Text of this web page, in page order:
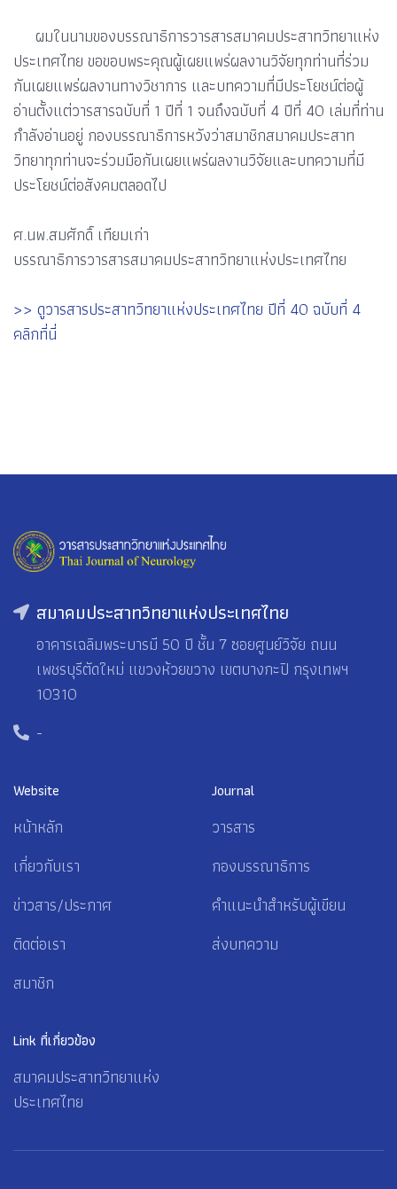
ผมในนามของบรรณาธิการวารสารสมาคมประสาทวิทยาแห่ง
ประเทศไทย ขอขอบพระคุณผู้เผยแพร่ผลงานวิจัยทุกท่านที่ร่วม
กันเผยแพร่ผลงานทางวิชาการ และบทความที่มีประโยชน์ต่อผู้
อ่านตั้งแต่วารสารฉบับที่ 1 ปีที่ 1 จนถึงฉบับที่ 4 ปีที่ 40 เล่มที่ท่าน
กำลังอ่านอยู่ กองบรรณาธิการหวังว่าสมาชิกสมาคมประสาท
วิทยาทุกท่านจะร่วมมือกันเผยแพร่ผลงานวิจัยและบทความที่มี
ประโยชน์ต่อสังคมตลอดไป
ศ.นพ.สมศักดิ์ เทียมเก่า
บรรณาธิการวารสารสมาคมประสาทวิทยาแห่งประเทศไทย
>> ดูวารสารประสาทวิทยาแห่งประเทศไทย ปีที่ 40 ฉบับที่ 4
คลิกที่นี่
สมาคมประสาทวิทยาแห่งประเทศไทย
อาคารเฉลิมพระบารมี 50 ปี ชั้น 7 ซอยศูนย์วิจัย ถนน
เพชรบุรีตัดใหม่ แขวงห้วยขวาง เขตบางกะปิ กรุงเทพฯ
10310
-
Website
หน้าหลัก
เกี่ยวกับเรา
ข่าวสาร/ประกาศ
ติดต่อเรา
สมาชิก
Journal
วารสาร
กองบรรณาธิการ
คำแนะนำสำหรับผู้เขียน
ส่งบทความ
Link ที่เกี่ยวข้อง
สมาคมประสาทวิทยาแห่ง
ประเทศไทย